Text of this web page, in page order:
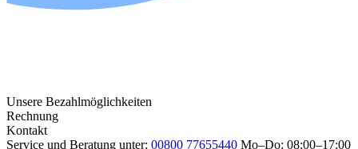
Unsere Bezahlmöglichkeiten
Rechnung
Kontakt
Service und Beratung unter: 00800 77655440 Mo–Do: 08:00–17:00